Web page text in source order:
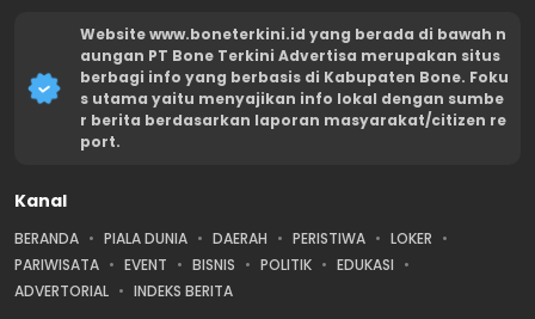
Website www.boneterkini.id yang berada di bawah n
aungan PT Bone Terkini Advertisa merupakan situs
berbagi info yang berbasis di Kabupaten Bone. Foku
s utama yaitu menyajikan info lokal dengan sumbe
r berita berdasarkan laporan masyarakat/citizen re
port.
Kanal
BERANDA PIALA DUNIA DAERAH PERISTIWA
LOKER
PARIWISATA
EVENT BISNIS POLITIK
EDUKASI
ADVERTORIAL
INDEKS BERITA